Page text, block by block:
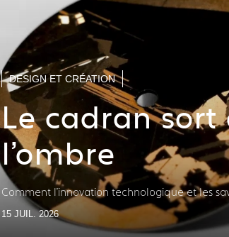
DESIGN ET CRÉATION
Le cadran sort
l'ombre
Comment l'innovation technologique et les
15 JUIL. 2026